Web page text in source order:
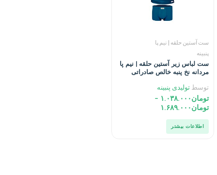
ست آستین حلقه | نیم پا
پنبینه
ست لباس زیر آستین حلقه | نیم پا
مردانه نخ پنبه خالص صادراتی
توسط تولیدی پنبینه
تومان۱.۰۳۸.۰۰۰ –
تومان۱.۶۸۹.۰۰۰
اطلاعات بیشتر